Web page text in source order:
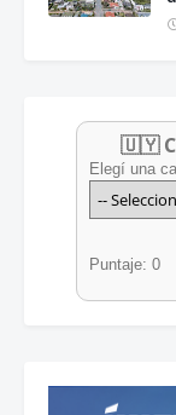
🇺🇾
Elegí una
Puntaje: 0